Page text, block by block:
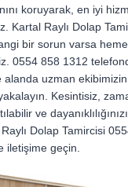
koruyarak, en iyi
Kartal Raylı Dolap
bir sorun varsa
0554 858 1312
alanda uzman
Kesintisiz,
ve
Dolap Tamircisi
iletişime geçin.